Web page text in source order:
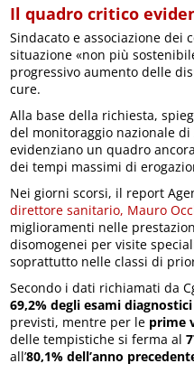
Il quadro critico
Sindacato e associazione dei
situazione «non più
progressivo aumento delle
cure.
Alla base della richiesta,
del monitoraggio nazionale di
evidenziano un quadro
dei tempi massimi di
Nei giorni scorsi, il report
direttore sanitario, Mauro
miglioramenti nelle
disomogenei per visite
soprattutto nelle classi di
Secondo i dati richiamati da
69,2% degli esami diagnostici
previsti, mentre per le prime
delle tempistiche si ferma al
all’80,1% dell’anno